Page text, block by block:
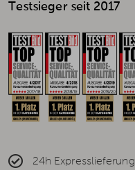
Testsieger seit 2017
24h Expresslieferung